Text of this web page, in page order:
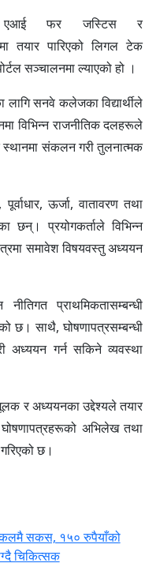
एआई फर जस्टिस र
तयार पारिएको लिगल टेक
सञ्चालनमा ल्याएको हो ।
सनवे कलेजका विद्यार्थीले
विभिन्न राजनीतिक दलहरूले
स्थानमा संकलन गरी तुलनात्मक
पूर्वाधार, ऊर्जा, वातावरण तथा
छन्। प्रयोगकर्ताले विभिन्न
समावेश विषयवस्तु अध्ययन
नीतिगत प्राथमिकतासम्बन्धी
छ। साथै, घोषणापत्रसम्बन्धी
अध्ययन गर्न सकिने व्यवस्था
र अध्ययनका उद्देश्यले तयार
अभिलेख तथा
छ।